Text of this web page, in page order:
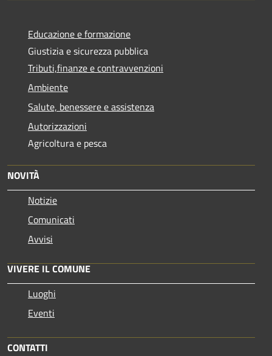
Educazione e formazione
Giustizia e sicurezza pubblica
Tributi,finanze e contravvenzioni
Ambiente
Salute, benessere e assistenza
Autorizzazioni
Agricoltura e pesca
NOVITÀ
Notizie
Comunicati
Avvisi
VIVERE IL COMUNE
Luoghi
Eventi
CONTATTI